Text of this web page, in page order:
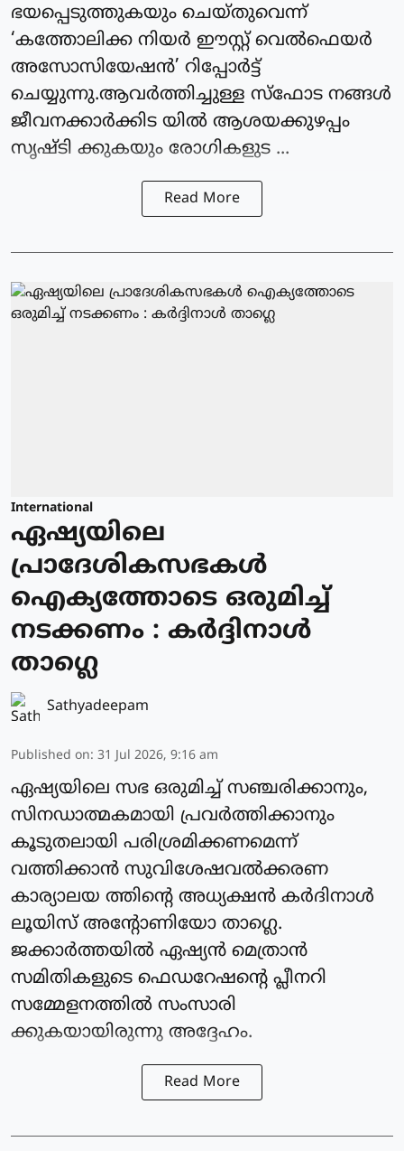
ഭയപ്പെടുത്തുകയും ചെയ്തുവെന്ന്
‘കത്തോലിക്ക നിയര്‍ ഈസ്റ്റ് വെല്‍ഫെയര്‍
അസോസിയേഷന്‍’ റിപ്പോര്‍ട്ട്
ചെയ്യുന്നു.ആവര്‍ത്തിച്ചുള്ള സ്‌ഫോട നങ്ങള്‍
ജീവനക്കാര്‍ക്കിട യില്‍ ആശയക്കുഴപ്പം
സൃഷ്ടി ക്കുകയും രോഗികളുട ...
Read More
International
ഏഷ്യയിലെ
പ്രാദേശികസഭകള്‍
ഐക്യത്തോടെ ഒരുമിച്ച്
നടക്കണം : കര്‍ദ്ദിനാള്‍
താഗ്ലെ
Sathyadeepam
Published on: 31 Jul 2026, 9:16 am
ഏഷ്യയിലെ സഭ ഒരുമിച്ച് സഞ്ചരിക്കാനും,
സിനഡാത്മകമായി പ്രവര്‍ത്തിക്കാനും
കൂടുതലായി പരിശ്രമിക്കണമെന്ന്
വത്തിക്കാന്‍ സുവിശേഷവൽക്കരണ
കാര്യാലയ ത്തിന്റെ അധ്യക്ഷന്‍ കർദിനാള്‍
ലൂയിസ് അന്റോണിയോ താഗ്ലെ.
ജക്കാര്‍ത്തയില്‍ ഏഷ്യന്‍ മെത്രാൻ
സമിതികളുടെ ഫെഡറേഷന്റെ പ്ലീനറി
സമ്മേളനത്തില്‍ സംസാരി
ക്കുകയായിരുന്നു അദ്ദേഹം.
Read More